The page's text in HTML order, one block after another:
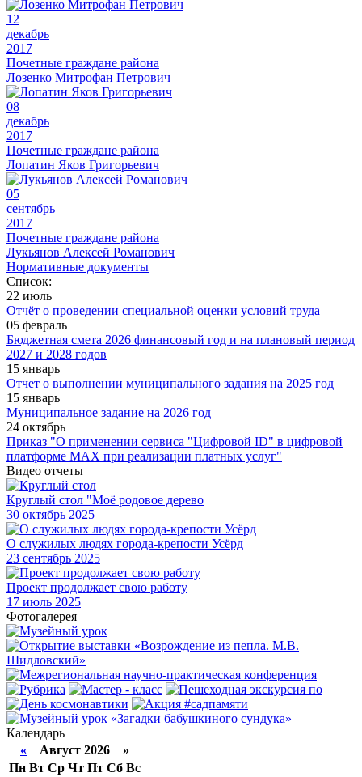
12
декабрь
2017
Почетные граждане района
Лозенко Митрофан Петрович
08
декабрь
2017
Почетные граждане района
Лопатин Яков Григорьевич
05
сентябрь
2017
Почетные граждане района
Лукьянов Алексей Романович
Нормативные документы
Список:
22 июль
Отчёт о проведении специальной оценки условий труда
05 февраль
Бюджетная смета 2026 финансовый год и на плановый период
2027 и 2028 годов
15 январь
Отчет о выполнении муниципального задания на 2025 год
15 январь
Муниципальное задание на 2026 год
24 октябрь
Приказ "О применении сервиса "Цифровой ID" в цифровой
платформе МАХ при реализации платных услуг"
Видео отчеты
Круглый стол "Моё родовое дерево
30 октябрь 2025
О служилых людях города-крепости Усёрд
23 сентябрь 2025
Проект продолжает свою работу
17 июль 2025
Фотогалерея
Календарь
« Август 2026 »
Пн Вт Ср Чт Пт Сб Вс